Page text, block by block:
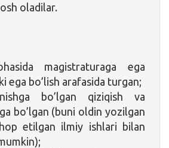
oladilar.
magistraturaga ega
ega bo’lish arafasida turgan;
bo’lgan qiziqish va
bo’lgan (buni oldin yozilgan
etilgan ilmiy ishlari bilan